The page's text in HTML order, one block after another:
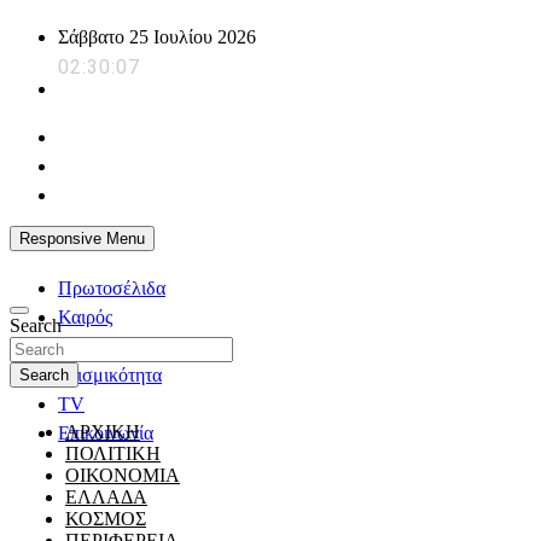
content
Σάββατο 25 Ιουλίου 2026
02:30:08
Responsive Menu
Πρωτοσέλιδα
Καιρός
Ζώδια
Σεισμικότητα
TV
Επικοινωνία
powerplayer.gr
Search
Search
ΑΡΧΙΚΗ
ΠΟΛΙΤΙΚΗ
ΟΙΚΟΝΟΜΙΑ
ΕΛΛΑΔΑ
ΚΟΣΜΟΣ